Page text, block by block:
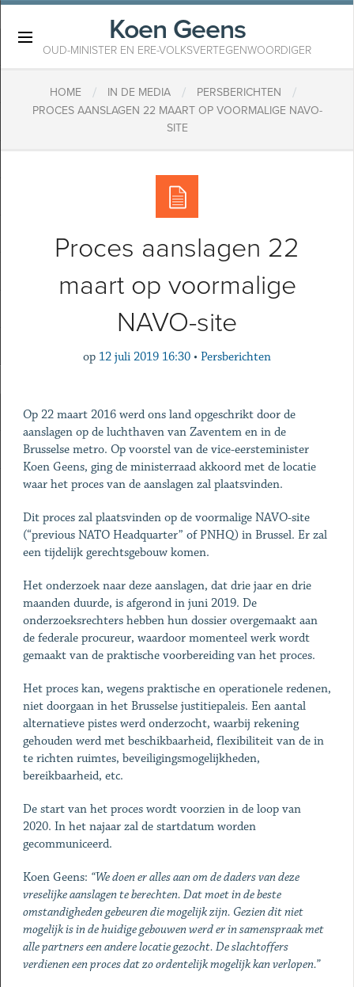
Koen Geens
OUD-MINISTER EN ERE-VOLKSVERTEGENWOORDIGER
HOME / IN DE MEDIA / PERSBERICHTEN /
PROCES AANSLAGEN 22 MAART OP VOORMALIGE NAVO-
SITE
Proces aanslagen 22
maart op voormalige
NAVO-site
op 12 juli 2019 16:30 • Persberichten
Op 22 maart 2016 werd ons land opgeschrikt door de
aanslagen op de luchthaven van Zaventem en in de
Brusselse metro. Op voorstel van de vice-eersteminister
Koen Geens, ging de ministerraad akkoord met de locatie
waar het proces van de aanslagen zal plaatsvinden.
Dit proces zal plaatsvinden op de voormalige NAVO-site
(“previous NATO Headquarter” of PNHQ) in Brussel. Er zal
een tijdelijk gerechtsgebouw komen.
Het onderzoek naar deze aanslagen, dat drie jaar en drie
maanden duurde, is afgerond in juni 2019. De
onderzoeksrechters hebben hun dossier overgemaakt aan
de federale procureur, waardoor momenteel werk wordt
gemaakt van de praktische voorbereiding van het proces.
Het proces kan, wegens praktische en operationele redenen,
niet doorgaan in het Brusselse justitiepaleis. Een aantal
alternatieve pistes werd onderzocht, waarbij rekening
gehouden werd met beschikbaarheid, flexibiliteit van de in
te richten ruimtes, beveiligingsmogelijkheden,
bereikbaarheid, etc.
De start van het proces wordt voorzien in de loop van
2020. In het najaar zal de startdatum worden
gecommuniceerd.
Koen Geens: “We doen er alles aan om de daders van deze
vreselijke aanslagen te berechten. Dat moet in de beste
omstandigheden gebeuren die mogelijk zijn. Gezien dit niet
mogelijk is in de huidige gebouwen werd er in samenspraak met
alle partners een andere locatie gezocht. De slachtoffers
verdienen een proces dat zo ordentelijk mogelijk kan verlopen.”